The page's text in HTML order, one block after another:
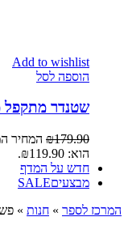
Add to wishlist
הוספה לסל
שטנדר מתקפל
₪179.90 המחיר
הוא: ₪119.90.
חדש על המדף
מבצעיםSALE
המרכז לספר » חנות »